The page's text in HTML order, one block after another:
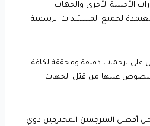
الأجنبية الأخرى والجهات
لجميع المستندات الرسمية
ترجمات دقيقة ومحققة لكافة
عليها من قبّل الجهات
أفضل المترجمين المحترفين ذوي